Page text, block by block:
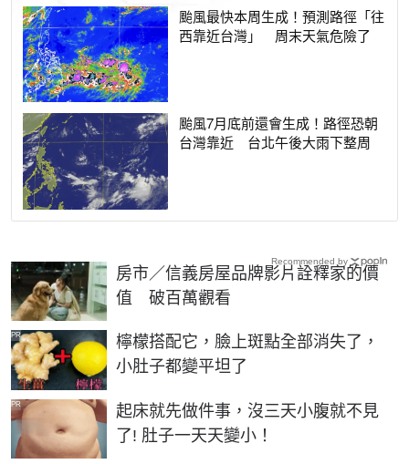
颱風最快本周生成！預測路徑「往
西靠近台灣」 周末天氣危險了
颱風7月底前還會生成！路徑恐朝
台灣靠近 台北午後大雨下整周
房市／信義房屋品牌影片詮釋家的價
值 破百萬觀看
檸檬搭配它，臉上斑點全部消失了，
小肚子都變平坦了
PR
起床就先做件事，沒三天小腹就不見
了! 肚子一天天變小！
PR
Recommended by